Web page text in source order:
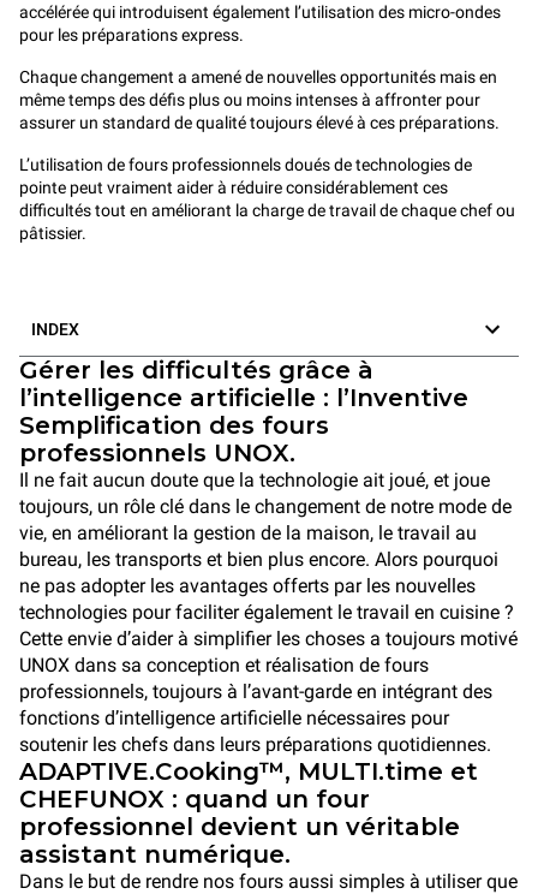
accéléréequi introduisent également l’utilisation des micro-ondes
pour les préparations express.
Chaque changement a amené de nouvelles opportunités mais en
même temps des défis plus ou moins intenses à affronter pour
assurer un standard de qualité toujours élevé à ces préparations.
L’utilisation de fours professionnels doués de technologies de
pointe peut vraiment aider à réduire considérablement ces
difficultés tout en améliorant la charge de travail de chaque chef ou
pâtissier.
INDEX
Gérer les difficultés grâce à
l’intelligence artificielle : l’Inventive
Semplification des fours
professionnels UNOX.
Il ne fait aucun doute que la technologie ait joué, et joue
toujours, un rôle clé dans le changement de notre mode de
vie, en améliorant la gestion de la maison, le travail au
bureau, les transports et bien plus encore. Alors pourquoi
ne pas adopter les avantages offerts par les nouvelles
technologies pour faciliter également le travail en cuisine ?
Cette envie d’aider à simplifier les choses a toujours motivé
UNOX dans sa conception et réalisation de fours
professionnels, toujours à l’avant-garde en intégrant des
fonctions d’intelligence artificielle nécessaires pour
soutenir les chefs dans leurs préparations quotidiennes.
ADAPTIVE.Cooking™, MULTI.time et
CHEFUNOX : quand un four
professionnel devient un véritable
assistant numérique.
Dans le but de rendre nos fours aussi simples à utiliser que